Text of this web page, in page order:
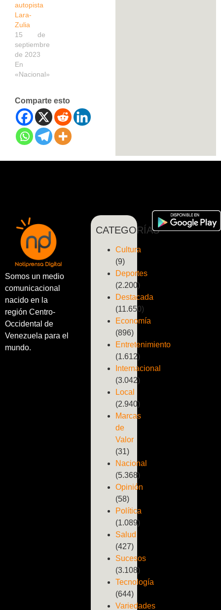
autopista
Lara-
Zulia
15 de
septiembre
de 2023
En
«Nacional»
Comparte esto
Somos un medio
comunicacional
nacido en la
región Centro-
Occidental de
Venezuela para el
mundo.
CATEGORÍAS
Cultura
(9)
Deportes
(2.200)
Destacada
(11.650)
Economía
(896)
Entretenimiento
(1.612)
Internacional
(3.042)
Local
(2.940)
Marcas
de
Valor
(31)
Nacional
(5.368)
Opinión
(58)
Política
(1.089)
Salud
(427)
Sucesos
(3.108)
Tecnología
(644)
Variedades